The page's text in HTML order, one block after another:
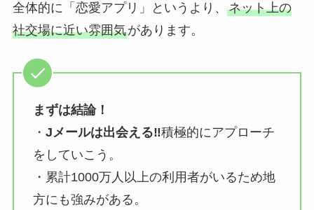
全体的に「恋愛アプリ」というより、 ネット上の
社交場に近い雰囲気があります。
まずは結論！
・ Jメールは出会える‼積極的にアプローチ
をしていこう。
・累計1000万人以上の利用者がいるため地
方にも強みがある。